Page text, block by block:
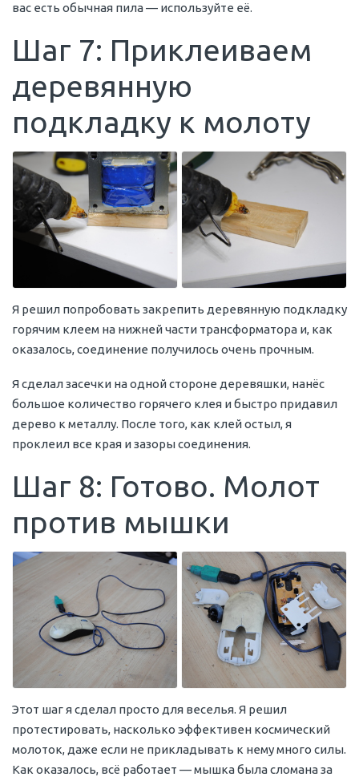
вас есть обычная пила — используйте её.
Шаг 7: Приклеиваем
деревянную
подкладку к молоту
Я решил попробовать закрепить деревянную подкладку
горячим клеем на нижней части трансформатора и, как
оказалось, соединение получилось очень прочным.
Я сделал засечки на одной стороне деревяшки, нанёс
большое количество горячего клея и быстро придавил
дерево к металлу. После того, как клей остыл, я
проклеил все края и зазоры соединения.
Шаг 8: Готово. Молот
против мышки
Этот шаг я сделал просто для веселья. Я решил
протестировать, насколько эффективен космический
молоток, даже если не прикладывать к нему много силы.
Как оказалось, всё работает — мышка была сломана за